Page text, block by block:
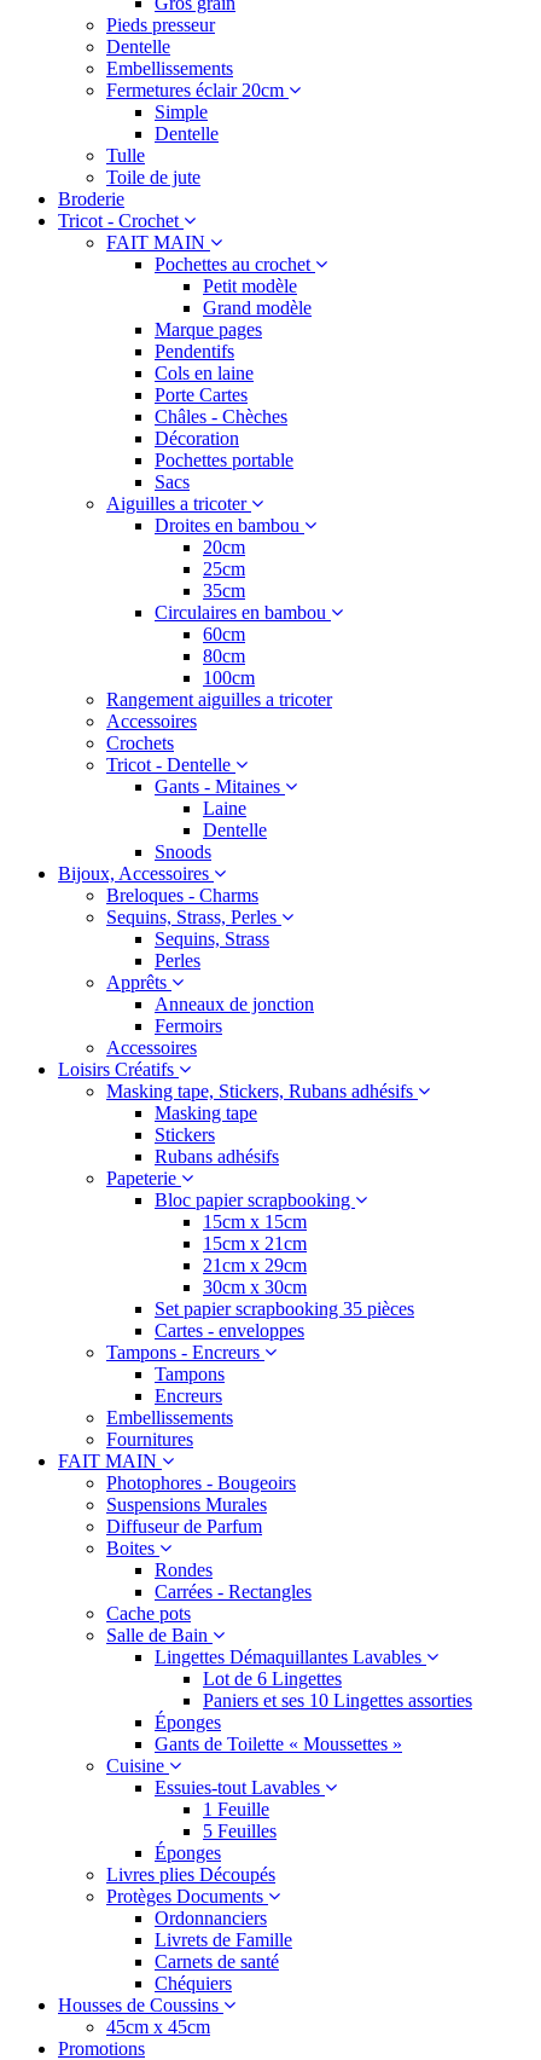
Pieds presseur
Dentelle
Embellissements
Fermetures éclair 20cm
Simple
Dentelle
Tulle
Toile de jute
Broderie
Tricot - Crochet
FAIT MAIN
Pochettes au crochet
Petit modèle
Grand modèle
Marque pages
Pendentifs
Cols en laine
Porte Cartes
Châles - Chèches
Décoration
Pochettes portable
Sacs
Aiguilles a tricoter
Droites en bambou
20cm
25cm
35cm
Circulaires en bambou
60cm
80cm
100cm
Rangement aiguilles a tricoter
Accessoires
Crochets
Tricot - Dentelle
Gants - Mitaines
Laine
Dentelle
Snoods
Bijoux, Accessoires
Breloques - Charms
Sequins, Strass, Perles
Sequins, Strass
Perles
Apprêts
Anneaux de jonction
Fermoirs
Accessoires
Loisirs Créatifs
Masking tape, Stickers, Rubans adhésifs
Masking tape
Stickers
Rubans adhésifs
Papeterie
Bloc papier scrapbooking
15cm x 15cm
15cm x 21cm
21cm x 29cm
30cm x 30cm
Set papier scrapbooking 35 pièces
Cartes - enveloppes
Tampons - Encreurs
Tampons
Encreurs
Embellissements
Fournitures
FAIT MAIN
Photophores - Bougeoirs
Suspensions Murales
Diffuseur de Parfum
Boites
Rondes
Carrées - Rectangles
Cache pots
Salle de Bain
Lingettes Démaquillantes Lavables
Lot de 6 Lingettes
Paniers et ses 10 Lingettes assorties
Éponges
Gants de Toilette « Moussettes »
Cuisine
Essuies-tout Lavables
1 Feuille
5 Feuilles
Éponges
Livres plies Découpés
Protèges Documents
Ordonnanciers
Livrets de Famille
Carnets de santé
Chéquiers
Housses de Coussins
45cm x 45cm
Promotions